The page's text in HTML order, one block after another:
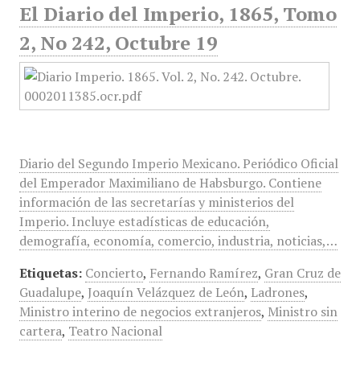
El Diario del Imperio, 1865, Tomo
2, No 242, Octubre 19
Diario del Segundo Imperio Mexicano. Periódico Oficial
del Emperador Maximiliano de Habsburgo. Contiene
información de las secretarías y ministerios del
Imperio. Incluye estadísticas de educación,
demografía, economía, comercio, industria, noticias,…
Etiquetas: Concierto, Fernando Ramírez, Gran Cruz de
Guadalupe, Joaquín Velázquez de León, Ladrones,
Ministro interino de negocios extranjeros, Ministro sin
cartera, Teatro Nacional